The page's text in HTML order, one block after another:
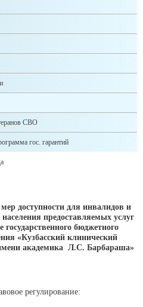
СВО
гос. гарантий
доступности для инвалидов и
предоставляемых услуг
бюджетного
«Кузбасский клинический
академика Л.С. Барбараша»
регулирование: